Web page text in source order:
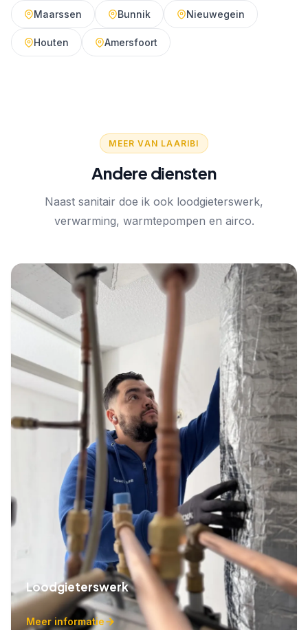
Maarssen Bunnik Nieuwegein
Houten Amersfoort
MEER VAN LAARIBI
Andere diensten
Naast sanitair doe ik ook loodgieterswerk,
verwarming, warmtepompen en airco.
Loodgieterswerk
Meer informatie